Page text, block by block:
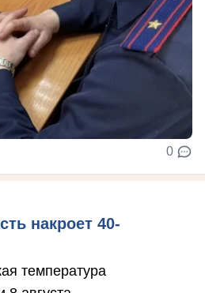
0
накроет 40-
температура